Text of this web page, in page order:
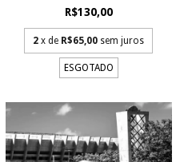
R$130,00
2 x de R$65,00 sem juros
ESGOTADO